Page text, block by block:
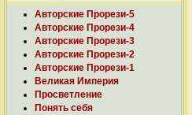
Авторские Прорези-5
Авторские Прорези-4
Авторские Прорези-3
Авторские Прорези-2
Авторские Прорези-1
Великая Империя
Просветление
Понять себя